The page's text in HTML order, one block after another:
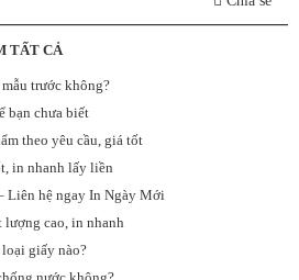
TẤT CẢ
trước không?
bạn chưa biết
theo yêu cầu, giá tốt
in nhanh lấy liền
Liên hệ ngay In Ngày Mới
cao, in nhanh
giấy nào?